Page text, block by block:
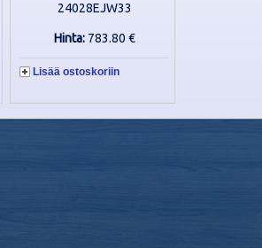
24028EJW33
Hinta: 783.80 €
Lisää ostoskoriin